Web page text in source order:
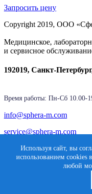
Используя сайт, вы
использованием cookies
любой
Запросить цену
Copyright 2019, ООО
Медицинское,
и сервисное
192019, Санкт-
Время работы: Пн-Cб 10.00-
info@sphera-m.com
service@sphera-m.com
Создание